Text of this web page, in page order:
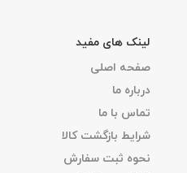
لینک های مفید
صفحه اصلی
درباره ما
تماس با ما
شرایط بازگشت کالا
نحوه ثبت سفارش